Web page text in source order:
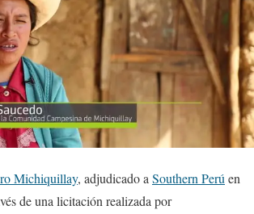
Michiquillay, adjudicado a Southern Perú en
de una licitación realizada por